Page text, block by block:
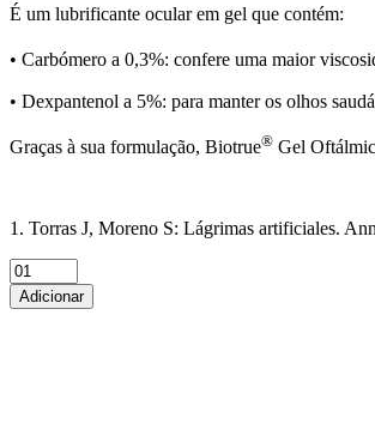
É um lubrificante ocular em gel que contém:
• Carbómero a 0,3%: confere uma maior
• Dexpantenol a 5%: para manter os olhos
Graças à sua formulação, Biotrue® Gel
1. Torras J, Moreno S: Lágrimas artificiales.
Biotrue
gel
10g
Adicionar